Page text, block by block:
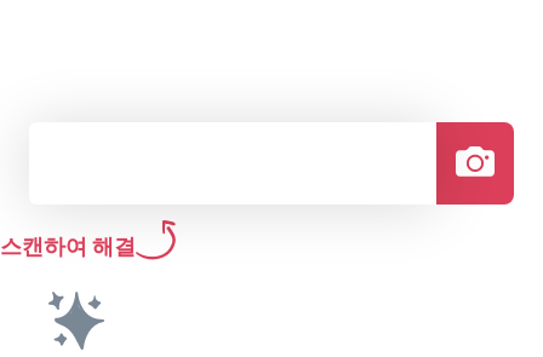
스캔하여 해결